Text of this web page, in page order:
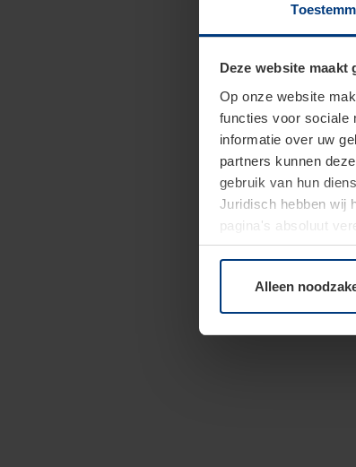
Deze website maakt
Op onze website
functies voor sociale
informatie over uw
partners kunnen
gebruik van hun
Juridisch hebben wij
pagina's absoluut
moment bij de uitleg
Alleen